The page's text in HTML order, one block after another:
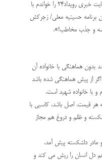
یادداشت آقای محمد حیدری مدیرمسئول سایت خبری رویداد۲۴ را خواندم با
برنامه حسینیه معلی/ زجرکش
و جذب مخاطب!».
هماهنگی با خانواده آن
اگر از پیش هماهنگی شده باشد
و با خانواده شهید است.
قیمت، اصل باشد، کاسبی با
و ظلم‌ و دروغ هم مجاز
مادر دلشکسته پیش آمد،
دل انسان را ریش می کند و